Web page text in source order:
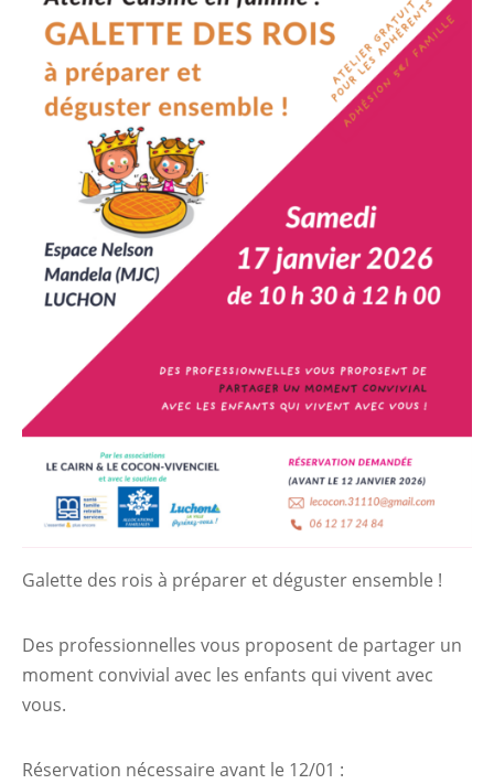
Galette des rois à préparer et déguster ensemble !
Des professionnelles vous proposent de partager un
moment convivial avec les enfants qui vivent avec
vous.
Réservation nécessaire avant le 12/01 :